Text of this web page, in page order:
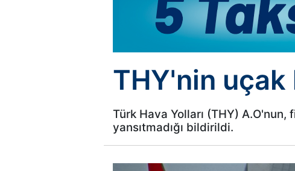
THY'nin uçak
Türk Hava Yolları (THY) A.O'nun,
yansıtmadığı bildirildi.